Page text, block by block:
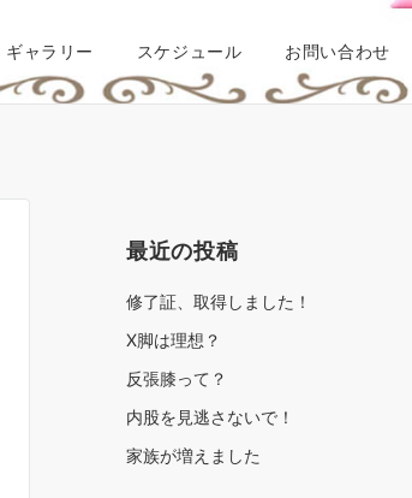
ギャラリー スケジュール お問い合わせ
最近の投稿
修了証、取得しました！
X脚は理想？
反張膝って？
内股を見逃さないで！
家族が増えました